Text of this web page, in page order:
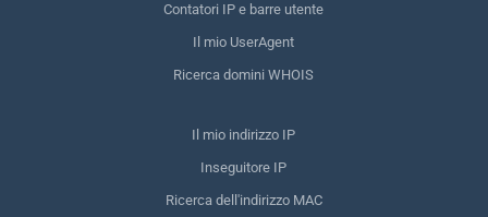
Contatori IP e barre utente
Il mio UserAgent
Ricerca domini WHOIS
Il mio indirizzo IP
Inseguitore IP
Ricerca dell'indirizzo MAC